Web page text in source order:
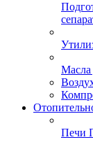
Масла
Печи